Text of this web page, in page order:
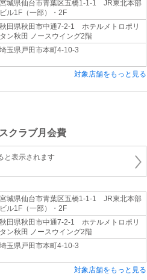
宮城県仙台市青葉区五橋1-1-1 JR東北本部
ビル1F（一部）・2F
秋田県秋田市中通7-2-1 ホテルメトロポリ
タン秋田 ノースウイング2階
埼玉県戸田市本町4-10-3
対象店舗をもっと見る
クラブ月会費
と表示されます
宮城県仙台市青葉区五橋1-1-1 JR東北本部
ビル1F（一部）・2F
秋田県秋田市中通7-2-1 ホテルメトロポリ
タン秋田 ノースウイング2階
埼玉県戸田市本町4-10-3
対象店舗をもっと見る